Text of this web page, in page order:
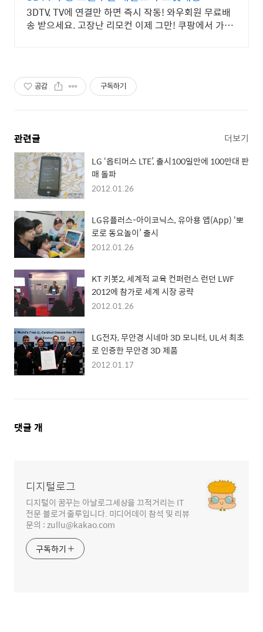
3DTV, TV에 연결만 하면 즉시 작동! 와우회원 무료배
송 받으세요. 고장난 리모컨 이제 그만! 쿠팡에서 가성
공감 구독하기
관련글 더보기
LG ‘옵티머스 LTE’, 출시100일만에 100만대 판
매 돌파
2012.01.26
LG유플러스-아이코닉스, 유아용 앱(App) ‘뽀
로로 동요놀이’ 출시
2012.01.26
KT 키봇2, 세계적 교육 컨퍼런스 런던 LWF
2012에 참가로 세계 시장 공략
2012.01.26
LG전자, 무안경 시네마 3D 모니터, UL서 최초
로 인증한 무안경 3D 제품
2012.01.17
댓
댓글 개
디지털로그
디지털이 꿈꾸는 아날로그세상을 끄적거리는 IT
전문 블로거 줄루입니다. 미디어데이 참석 및 리뷰
문의 : zullu@kakao.com
구독하기